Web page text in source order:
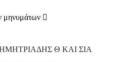
μηνυμάτων
Θ ΚΑΙ ΣΙΑ